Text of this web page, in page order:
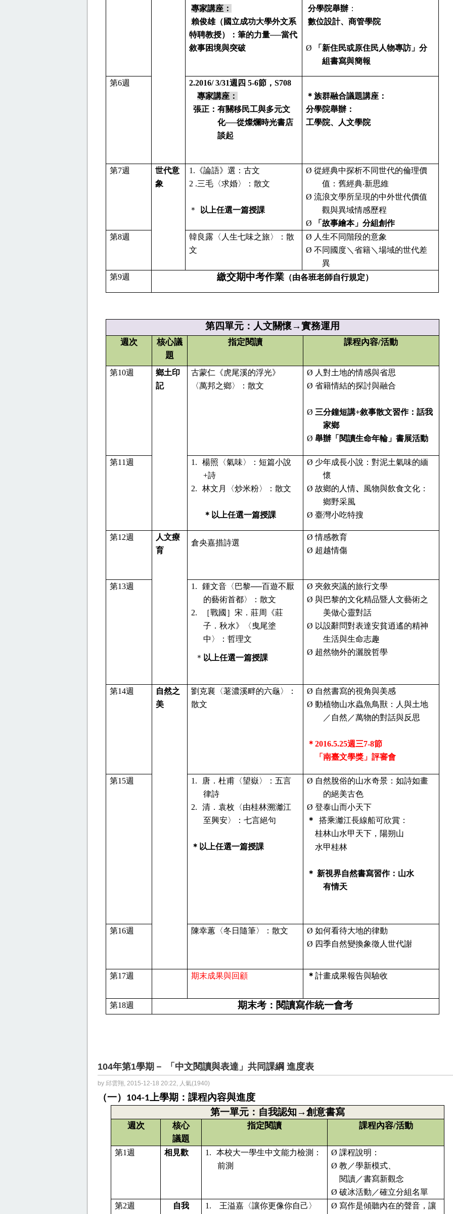
專家講座：
賴俊雄（ 國立成功大學外文系
特聘教授）：筆的力量──當代
敘事困境與突破
分學院舉辦：
數位設計、商管學院
Ø
「新住民或原住民人物專訪」分
組書寫與簡報
第6週 2.2016/ 3/31週四 5-6節， S708
專家講座：
張正：有關移民工與多元文
化──從燦爛時光書店
談起
＊族群融合議題講座：
分學院舉辦：
工學院、人文學院
第7週
世代意
象
1. 《論語》選：古文
2 .三毛〈求婚〉：散文
＊ 以上任選一篇授課
Ø 從經典中探析不同世代的倫理價
值：舊經典‧新思維
Ø 流浪文學所呈現的中外世代價值
觀與異域情感歷程
Ø
「故事繪本」分組創作
第8週
韓良露〈人生七味之旅〉：散
文
Ø 人生不同階段的意象
Ø 不同國度＼省籍＼場域的世代差
異
第9週 繳交期中考作業（由各班老師自行規定）
第四單元：人文關懷→實務運用
週次
核心議
題
指定閱讀 課程內容/活動
第10週
鄉土印
記
古蒙仁《虎尾溪的浮光》
〈萬邦之鄉〉：散文
Ø 人對土地的情感與省思
Ø 省籍情結的探討與融合
Ø 三分鐘短講+敘事散文習作：話我
家鄉
Ø 舉辦「閱讀生命年輪」 書展活動
第11週 1.
楊照〈氣味〉：短篇小說
+詩
2.
林文月〈炒米粉〉：散文
＊以上任選一篇授課
Ø 少年成長小說：對泥土氣味的緬
懷
Ø 故鄉的人情、
風物與飲食文化：
鄉野采風
Ø 臺灣小吃特搜
第12週
人文療
育
倉央嘉措詩選
Ø 情感教育
Ø 超越情傷
第13週 1. 鍾文音〈巴黎──百遊不厭
的藝術首都〉：散文
2.
［戰國］宋．莊周《莊
子．秋水》〈曳尾塗
中〉：哲理文
＊ 以上任選一篇授課
Ø 夾敘夾議的旅行文學
Ø 與巴黎的文化精品暨人文藝術之
美做心靈對話
Ø 以設辭問對表達安貧逍遙的精神
生活與生命志趣
Ø 超然物外的灑脫哲學
第14週
自然之
美
劉克襄〈荖濃溪畔的六龜〉：
散文
Ø 自然書寫的視角與美感
Ø 動植物山水蟲魚鳥獸：人與土地
／自然／萬物的對話與反思
＊ 2016.5.25週三7-8節
「南臺文學獎」評審會
第15週 1.
唐．杜甫〈望嶽〉：五言
律詩
2.
清．袁枚〈由桂林溯灕江
至興安〉：七言絕句
＊以上任選一篇授課
Ø 自然脫俗的山水奇景： 如詩如畫
的絕美古色
Ø 登泰山而小天下
＊
搭乘灕江長線船可欣賞 ：
桂林山水甲天下，陽朔山
水甲桂林
＊ 新視界自然書寫習作：山水
有情天
第16週 陳幸蕙〈冬日隨筆〉：散文 Ø 如何看待大地的律動
Ø 四季自然變換象徵人世代謝
第17週 期末成果與回顧 ＊ 計畫成果報告與驗收
第18週 期末考：閱讀寫作統一會考
104年第1學期－ 「中文閱讀與表達」共同課綱 進度表
by 邱雲翔, 2015-12-18 20:22, 人氣(1940)
（一） 104-1上學期： 課程內容與進度
第一單元：自我認知→創意書寫
週次
核心
議題
指定閱讀 課程內容/活動
第1週 相見歡 1. 本校大一學生中文能力檢測 ：
前測
Ø 課程說明：
Ø 教／學新模式、
閱讀／書寫新觀念
Ø 破冰活動／確立分組名單
第2週 自我 1. 王溢嘉〈讓你更像你自己〉 Ø 寫作是傾聽內在的聲音，讓